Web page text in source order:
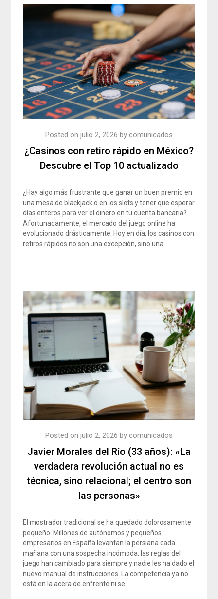
¿Casinos con retiro rápido en México?
Descubre el Top 10 actualizado
Posted on julio 2, 2026 by comunicados
¿Hay algo más frustrante que ganar un buen premio en
una mesa de blackjack o en los slots y tener que esperar
días enteros para ver el dinero en tu cuenta bancaria?
Afortunadamente, el mercado del juego online ha
evolucionado drásticamente. Hoy en día, los casinos con
retiros rápidos no son una excepción, sino una…
Javier Morales del Río (33 años): «La
verdadera revolución actual no es
técnica, sino relacional; el centro son
las personas»
Posted on julio 2, 2026 by comunicados
El mostrador tradicional se ha quedado dolorosamente
pequeño. Millones de autónomos y pequeños
empresarios en España levantan la persiana cada
mañana con una sospecha incómoda: las reglas del
juego han cambiado para siempre y nadie les ha dado el
nuevo manual de instrucciones. La competencia ya no
está en la acera de enfrente ni se…